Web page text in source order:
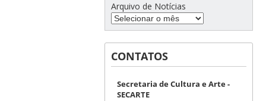
Arquivo de Notícias
CONTATOS
Secretaria de Cultura e Arte -
SECARTE